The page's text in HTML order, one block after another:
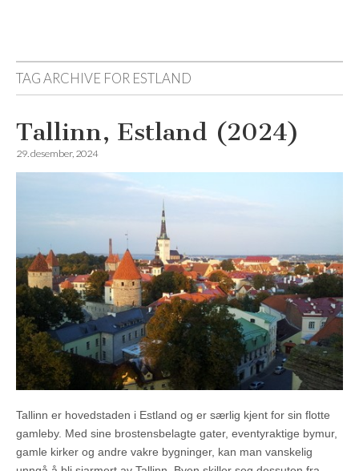
Reisemagazinet
TAG ARCHIVE FOR ESTLAND
Tallinn, Estland (2024)
29. desember, 2024
Tallinn er hovedstaden i Estland og er særlig kjent for sin flotte
gamleby. Med sine brostensbelagte gater, eventyraktige bymur,
gamle kirker og andre vakre bygninger, kan man vanskelig